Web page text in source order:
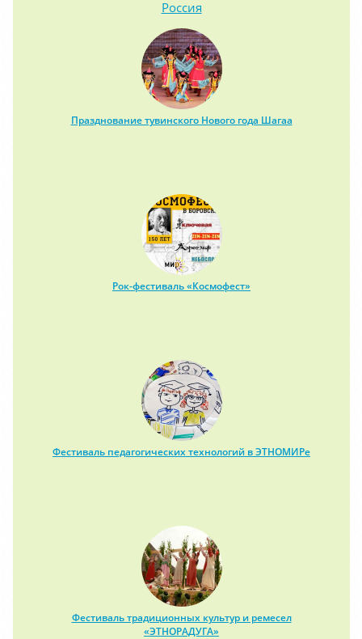
Россия
Празднование тувинского Нового года Шагаа
Рок-фестиваль «Космофест»
Фестиваль педагогических технологий в ЭТНОМИРе
Фестиваль традиционных культур и ремесел
«ЭТНОРАДУГА»